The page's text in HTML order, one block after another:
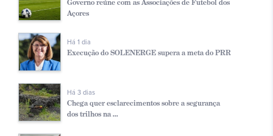
Governo reúne com as Associações de Futebol dos
Açores
Há 1 dia
Execução do SOLENERGE supera a meta do PRR
Há 3 dias
Chega quer esclarecimentos sobre a segurança
dos trilhos na ...